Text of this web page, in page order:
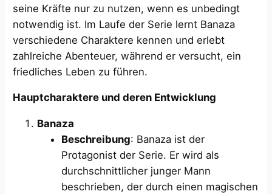
seine Kräfte nur zu nutzen, wenn es unbedingt
notwendig ist. Im Laufe der Serie lernt Banaza
verschiedene Charaktere kennen und erlebt
zahlreiche Abenteuer, während er versucht, ein
friedliches Leben zu führen.
Hauptcharaktere und deren Entwicklung
Banaza
Beschreibung: Banaza ist der
Protagonist der Serie. Er wird als
durchschnittlicher junger Mann
beschrieben, der durch einen magischen